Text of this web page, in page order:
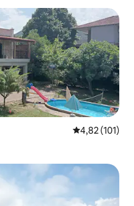
Gemiddelde
4,82 (101)